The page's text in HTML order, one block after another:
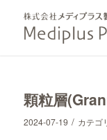
顆粒層
2024-07-19 / カテゴ